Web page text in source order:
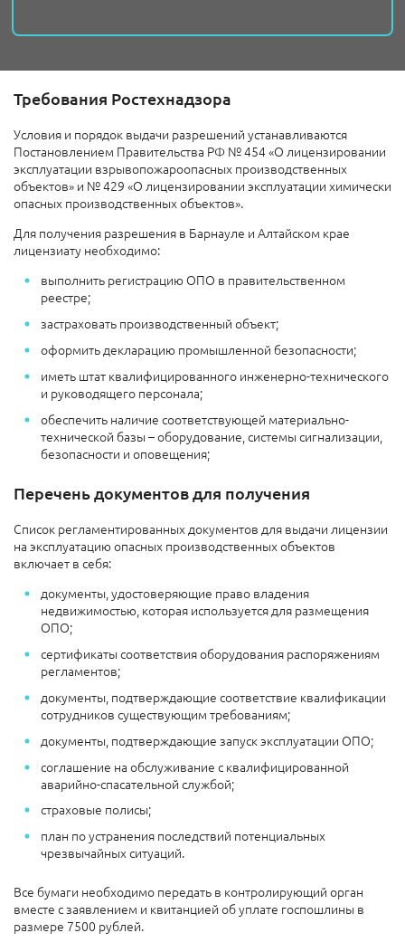
Требования Ростехнадзора
Условия и порядок выдачи разрешений устанавливаются
Постановлением Правительства РФ № 454 «О лицензировании
эксплуатации взрывопожароопасных производственных
объектов» и № 429 «О лицензировании эксплуатации химически
опасных производственных объектов».
Для получения разрешения в Барнауле и Алтайском крае
лицензиату необходимо:
выполнить регистрацию ОПО в правительственном
реестре;
застраховать производственный объект;
оформить декларацию промышленной безопасности;
иметь штат квалифицированного инженерно-технического
и руководящего персонала;
обеспечить наличие соответствующей материально-
технической базы – оборудование, системы сигнализации,
безопасности и оповещения;
Перечень документов для получения
Список регламентированных документов для выдачи лицензии
на эксплуатацию опасных производственных объектов
включает в себя:
документы, удостоверяющие право владения
недвижимостью, которая используется для размещения
ОПО;
сертификаты соответствия оборудования распоряжениям
регламентов;
документы, подтверждающие соответствие квалификации
сотрудников существующим требованиям;
документы, подтверждающие запуск эксплуатации ОПО;
соглашение на обслуживание с квалифицированной
аварийно-спасательной службой;
страховые полисы;
план по устранения последствий потенциальных
чрезвычайных ситуаций.
Все бумаги необходимо передать в контролирующий орган
вместе с заявлением и квитанцией об уплате госпошлины в
размере 7500 рублей.